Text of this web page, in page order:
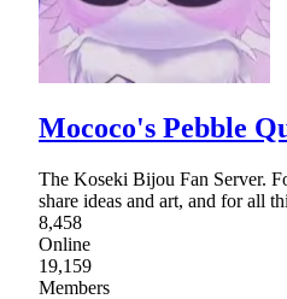
Mococo's Pebble
The Koseki Bijou Fan Server.
share ideas and art, and for all
8,458
Online
19,159
Members